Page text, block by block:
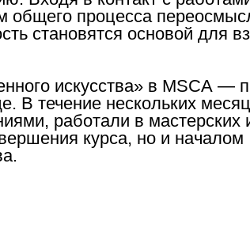
общего процесса
становятся основой для
искусства» в MSCA —
В течение нескольких
работали в мастерских
курса, но и началом